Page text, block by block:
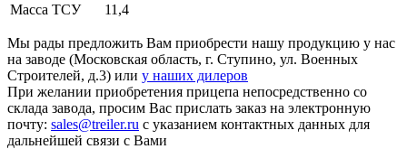
Масса ТСУ 11,4
Мы рады предложить Вам приобрести нашу продукцию у нас
на заводе (Московская область, г. Ступино, ул. Военных
Строителей, д.3) или у наших дилеров
При желании приобретения прицепа непосредственно со
склада завода, просим Вас прислать заказ на электронную
почту: sales@treiler.ru с указанием контактных данных для
дальнейшей связи с Вами